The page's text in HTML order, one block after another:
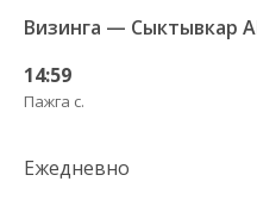
Визинга — Сыктывкар
14:59
Пажга с.
Ежедневно